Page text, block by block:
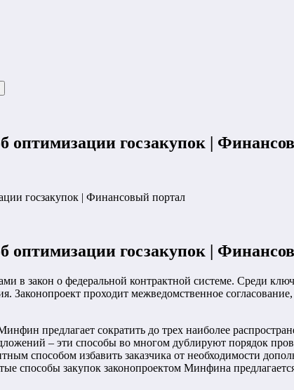
госзакупок |
госзакупок | Финансовый портал
госзакупок |
в закон о федеральной контрактной системе. Среди
Законопроект проходит межведомственное
предлагает сократить до трех наиболее
– эти способы во многом дублируют порядок
способом избавить заказчика от необходимости
способы закупок законопроектом Минфина